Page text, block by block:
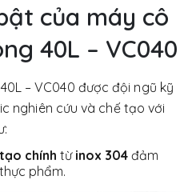
của máy cô
40L – VC040
– VC040 được đội ngũ kỹ
nghiên cứu và chế tạo với
chính từ inox 304 đảm
phẩm.